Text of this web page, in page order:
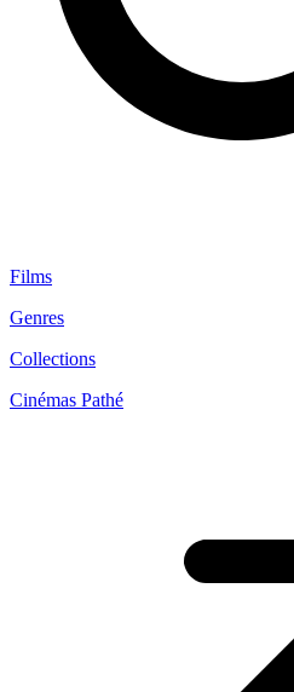
Films
Genres
Collections
Cinémas Pathé